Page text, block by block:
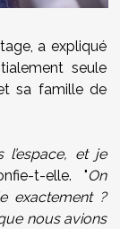
a expliqué
seule
sa famille de
l’espace, et je
t-elle. "On
exactement ?
nous avions